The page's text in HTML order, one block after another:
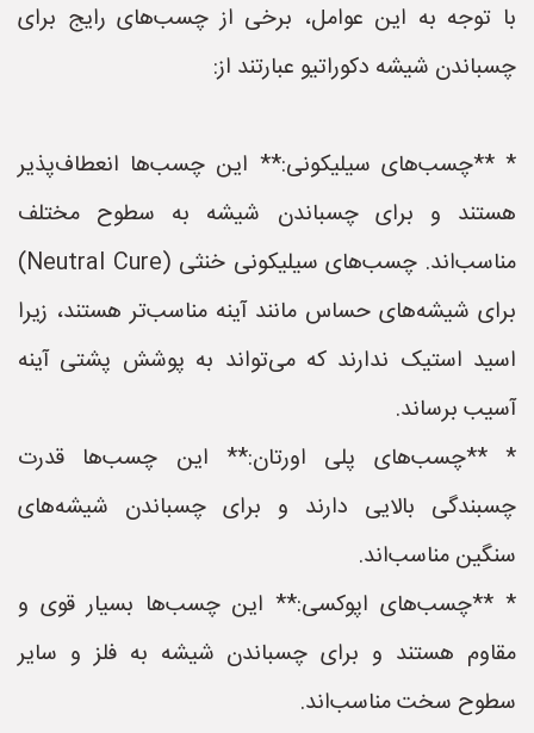
با توجه به این عوامل، برخی از چسب‌های رایج برای
چسباندن شیشه دکوراتیو عبارتند از:
* **چسب‌های سیلیکونی:** این چسب‌ها انعطاف‌پذیر
هستند و برای چسباندن شیشه به سطوح مختلف
مناسب‌اند. چسب‌های سیلیکونی خنثی (Neutral Cure)
برای شیشه‌های حساس مانند آینه مناسب‌تر هستند، زیرا
اسید استیک ندارند که می‌تواند به پوشش پشتی آینه
آسیب برساند.
* **چسب‌های پلی اورتان:** این چسب‌ها قدرت
چسبندگی بالایی دارند و برای چسباندن شیشه‌های
سنگین مناسب‌اند.
* **چسب‌های اپوکسی:** این چسب‌ها بسیار قوی و
مقاوم هستند و برای چسباندن شیشه به فلز و سایر
سطوح سخت مناسب‌اند.